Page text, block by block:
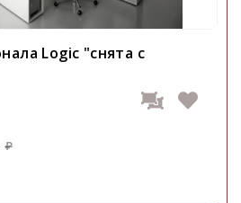
Logic "снята с
₽